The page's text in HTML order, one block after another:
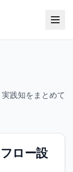
践知をまとめて
ロー設